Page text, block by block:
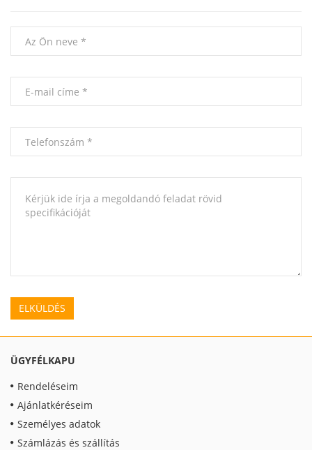
ÜGYFÉLKAPU
Rendeléseim
Ajánlatkéréseim
Személyes adatok
Számlázás és szállítás